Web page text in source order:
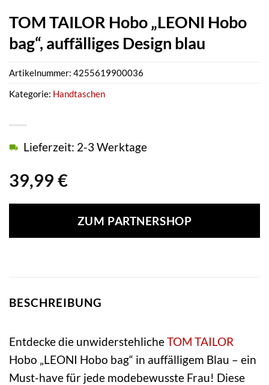
TOM TAILOR Hobo „LEONI Hobo
bag“, auffälliges Design blau
39,99 €
Lieferzeit: 2-3 Werktage
ZUM PARTNERSHOP
Artikelnummer: 4255619900036
Kategorie: Handtaschen
BESCHREIBUNG
Entdecke die unwiderstehlicheTOM TAILOR
Hobo „LEONI Hobo bag“ in auffälligem Blau – ein
Must-have für jede modebewusste Frau! Diese